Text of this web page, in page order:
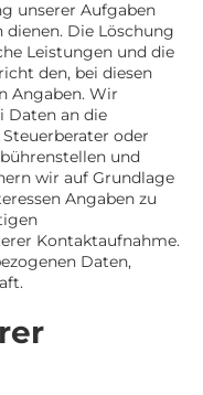
unserer Aufgaben
Die Löschung
Leistungen und die
den, bei diesen
Angaben. Wir
Daten an die
oder
und
wir auf Grundlage
Angaben zu
Kontaktaufnahme.
Daten,